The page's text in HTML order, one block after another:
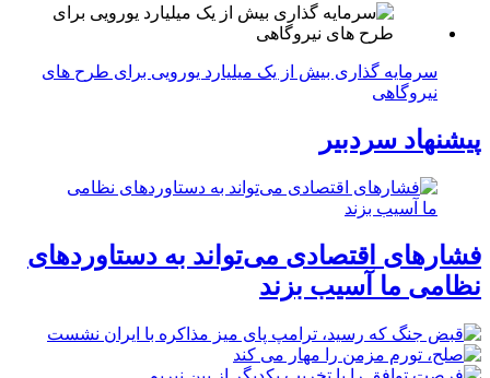
سرمایه گذاری بیش از یک میلیارد یورویی برای طرح های
نیروگاهی
پیشنهاد سردبیر
فشارهای اقتصادی می‌تواند به دستاوردهای
نظامی ما آسیب بزند